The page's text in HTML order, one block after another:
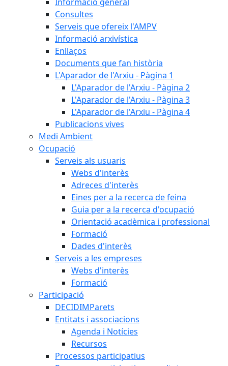
Consultes
Serveis que ofereix l'AMPV
Informació arxivística
Enllaços
Documents que fan història
L'Aparador de l'Arxiu - Pàgina 1
L'Aparador de l'Arxiu - Pàgina 2
L'Aparador de l'Arxiu - Pàgina 3
L'Aparador de l'Arxiu - Pàgina 4
Publicacions vives
Medi Ambient
Ocupació
Serveis als usuaris
Webs d'interès
Adreces d'interès
Eines per a la recerca de feina
Guia per a la recerca d'ocupació
Orientació acadèmica i professional
Formació
Dades d'interès
Serveis a les empreses
Webs d'interès
Formació
Participació
DECIDIMParets
Entitats i associacions
Agenda i Notícies
Recursos
Processos participatius